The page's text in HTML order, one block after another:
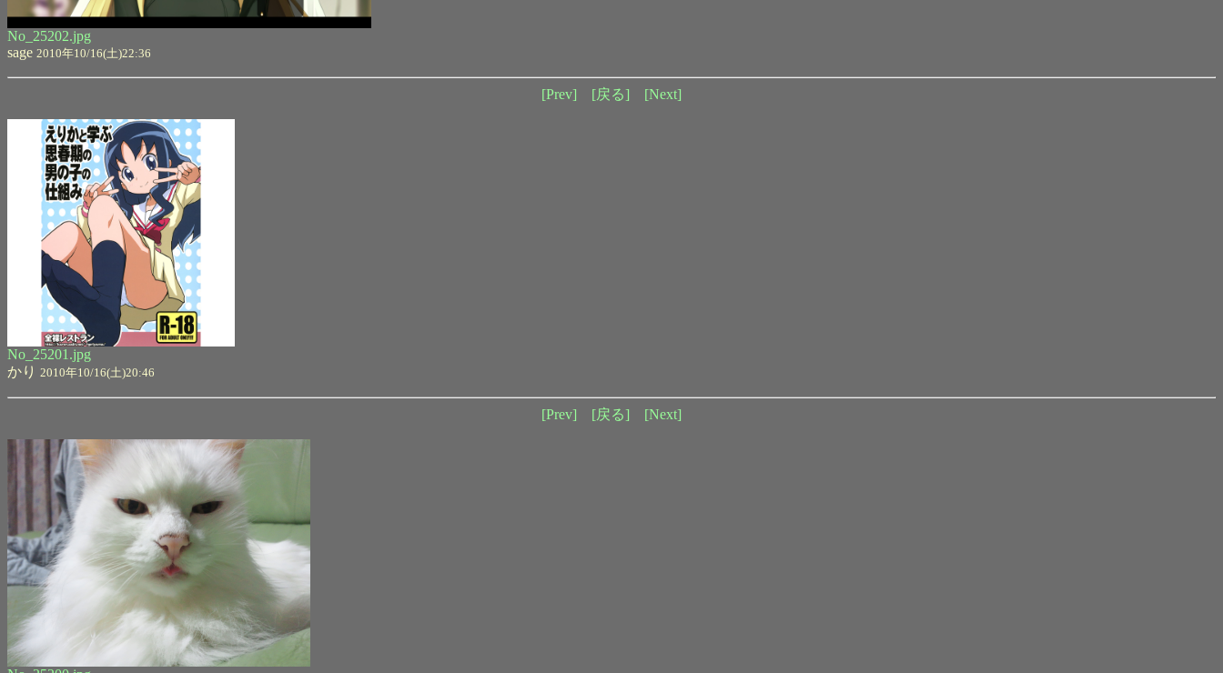
No_25202.jpg
sage 2010年10/16(土)22:36
[Prev] [戻る] [Next]
No_25201.jpg
かり 2010年10/16(土)20:46
[Prev] [戻る] [Next]